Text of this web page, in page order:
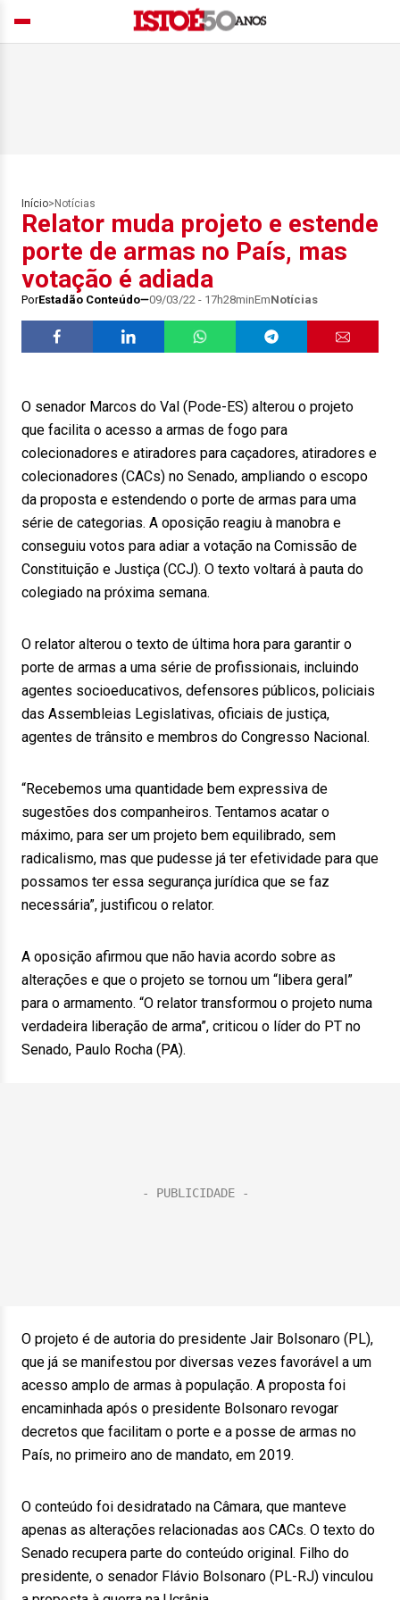
Início> Notícias
Relator muda projeto e estende
porte de armas no País, mas
votação é adiada
PorEstadão Conteúdo 09/03/22 - 17h28minEmNotícias
O senador Marcos do Val (Pode-ES) alterou o projeto
que facilita o acesso a armas de fogo para
colecionadores e atiradores para caçadores, atiradores e
colecionadores (CACs) no Senado, ampliando o escopo
da proposta e estendendo o porte de armas para uma
série de categorias. A oposição reagiu à manobra e
conseguiu votos para adiar a votação na Comissão de
Constituição e Justiça (CCJ). O texto voltará à pauta do
colegiado na próxima semana.
O relator alterou o texto de última hora para garantir o
porte de armas a uma série de profissionais, incluindo
agentes socioeducativos, defensores públicos, policiais
das Assembleias Legislativas, oficiais de justiça,
agentes de trânsito e membros do Congresso Nacional.
“Recebemos uma quantidade bem expressiva de
sugestões dos companheiros. Tentamos acatar o
máximo, para ser um projeto bem equilibrado, sem
radicalismo, mas que pudesse já ter efetividade para que
possamos ter essa segurança jurídica que se faz
necessária”, justificou o relator.
A oposição afirmou que não havia acordo sobre as
alterações e que o projeto se tornou um “libera geral”
para o armamento. “O relator transformou o projeto numa
verdadeira liberação de arma”, criticou o líder do PT no
Senado, Paulo Rocha (PA).
O projeto é de autoria do presidente Jair Bolsonaro (PL),
que já se manifestou por diversas vezes favorável a um
acesso amplo de armas à população. A proposta foi
encaminhada após o presidente Bolsonaro revogar
decretos que facilitam o porte e a posse de armas no
País, no primeiro ano de mandato, em 2019.
O conteúdo foi desidratado na Câmara, que manteve
apenas as alterações relacionadas aos CACs. O texto do
Senado recupera parte do conteúdo original. Filho do
presidente, o senador Flávio Bolsonaro (PL-RJ) vinculou